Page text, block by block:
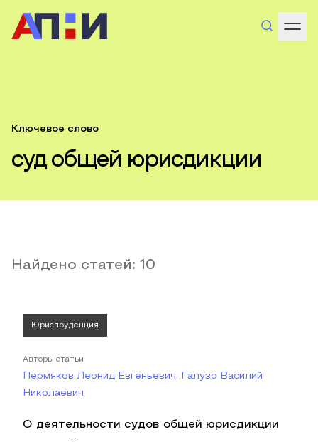
Ключевое слово
суд общей юрисдикции
Найдено статей: 10
Юриспруденция
Авторы статьи
Пермяков Леонид Евгеньевич, Галузо Василий
Николаевич
О деятельности судов общей юрисдикции